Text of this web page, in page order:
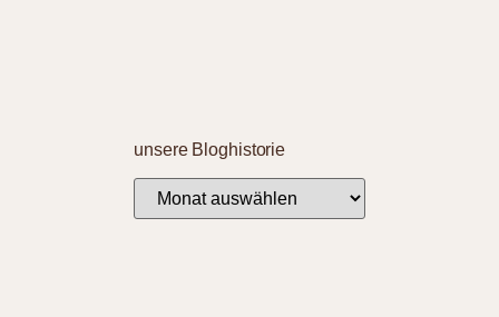
unsere Bloghistorie